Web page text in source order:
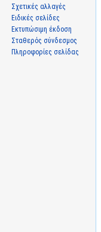
Σχετικές αλλαγές
Ειδικές σελίδες
Εκτυπώσιμη έκδοση
Σταθερός σύνδεσμος
Πληροφορίες σελίδας